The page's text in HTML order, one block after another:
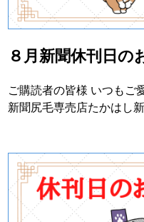
８月新聞休刊日の
ご購読者の皆様 いつもご
新聞尻毛専売店たかはし